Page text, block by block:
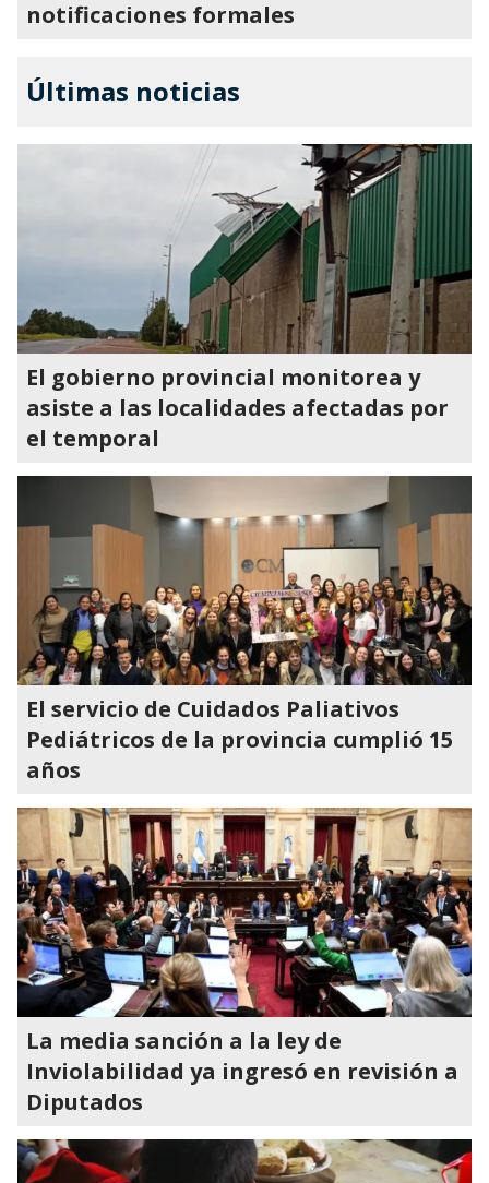
notificaciones formales
Últimas noticias
El gobierno provincial monitorea y
asiste a las localidades afectadas por
el temporal
El servicio de Cuidados Paliativos
Pediátricos de la provincia cumplió 15
años
La media sanción a la ley de
Inviolabilidad ya ingresó en revisión a
Diputados